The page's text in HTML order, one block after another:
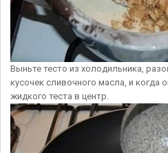
Выньте тесто из холодильника,
кусочек сливочного масла, и когда
жидкого теста в центр.